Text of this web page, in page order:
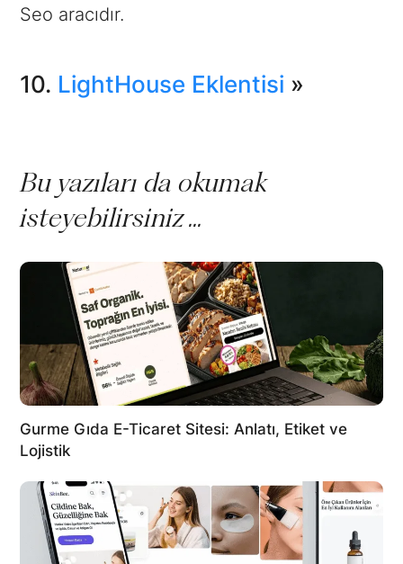
Seo aracıdır.
10. LightHouse Eklentisi »
Bu yazıları da okumak
isteyebilirsiniz ...
Gurme Gıda E-Ticaret Sitesi: Anlatı, Etiket ve
Lojistik